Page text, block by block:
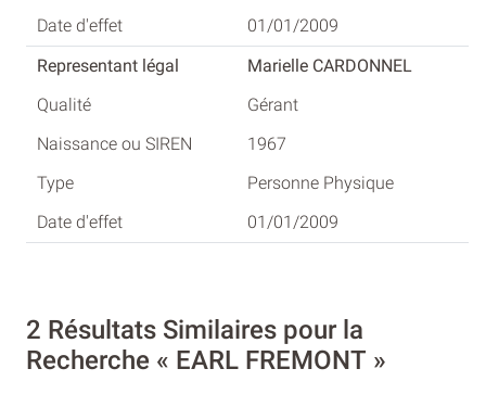
01/01/2009
Marielle CARDONNEL
Gérant
1967
Personne Physique
01/01/2009
2 Résultats Similaires pour la
Recherche « EARL FREMONT »